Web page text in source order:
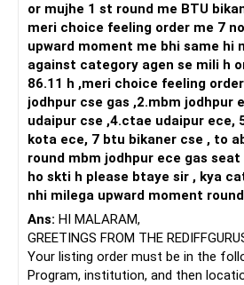
or mujhe 1 st round me BTU
meri choice feeling order me 7
upward moment me bhi same hi
against category agen se mili h
86.11 h ,meri choice feeling
jodhpur cse gas ,2.mbm jodhpur
udaipur cse ,4.ctae udaipur ece,
kota ece, 7 btu bikaner cse , to ab kya mujhe agle
round mbm jodhpur ece gas
ho skti h please btaye sir , kya
nhi milega upward moment
Ans: HI MALARAM,
GREETINGS FROM THE
Your listing order must be in the
Program, institution, and then